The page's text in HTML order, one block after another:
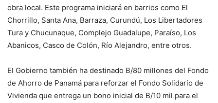
obra local. Este programa iniciará en barrios como El
Chorrillo, Santa Ana, Barraza, Curundú, Los Libertadores
Tura y Chucunaque, Complejo Guadalupe, Paraíso, Los
Abanicos, Casco de Colón, Río Alejandro, entre otros.
El Gobierno también ha destinado B/80 millones del Fondo
de Ahorro de Panamá para reforzar el Fondo Solidario de
Vivienda que entrega un bono inicial de B/10 mil para el